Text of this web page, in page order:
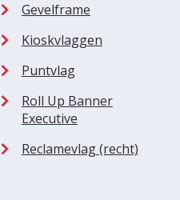
Gevelframe
Kioskvlaggen
Puntvlag
Roll Up Banner
Executive
Reclamevlag (recht)